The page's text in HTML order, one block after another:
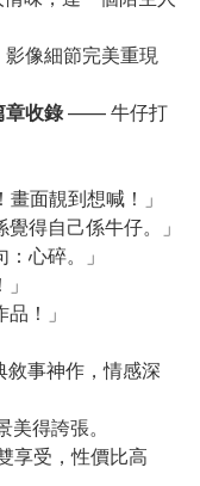
像細節完美重現
收錄—— 牛仔打
面靚到想喊！」
得自己係牛仔。」
心碎。」
！」
事神作，情感深
美得誇張。
享受，性價比高